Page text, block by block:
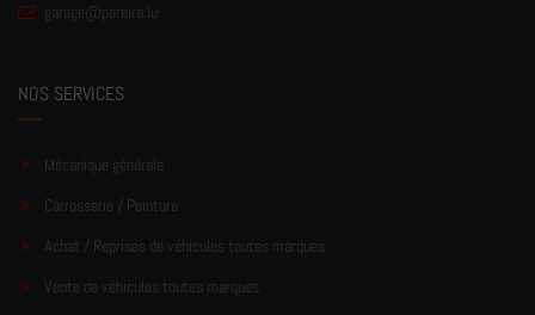
garage@pereira.lu
NOS SERVICES
Mécanique générale
Carrosserie / Peinture
Achat / Reprises de véhicules toutes marques
Vente de véhicules toutes marques